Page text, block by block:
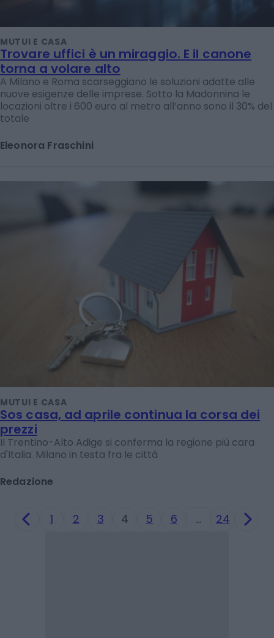
MUTUI E CASA
Trovare uffici è un miraggio. E il canone
torna a volare alto
A Milano e Roma scarseggiano le soluzioni adatte alle
nuove esigenze delle imprese. Sotto la Madonnina le
locazioni oltre i 600 euro al metro all’anno sono il 30% del
totale
Eleonora Fraschini
MUTUI E CASA
Sos casa, ad aprile continua la corsa dei
prezzi
Il Trentino-Alto Adige si conferma la regione più cara
d'Italia. Milano in testa fra le città
Redazione
1 2 3 4 5 6 … 24